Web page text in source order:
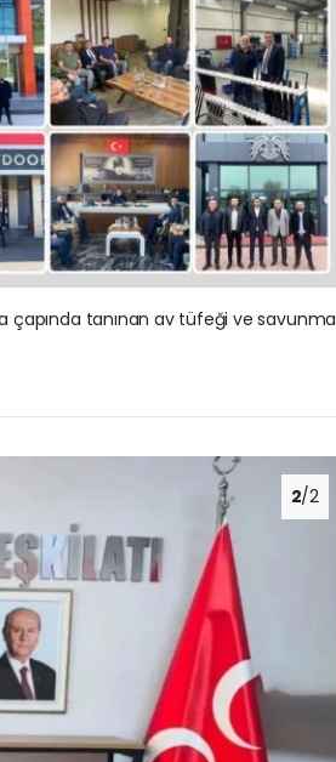
çapında tanınan av tüfeği ve savunma
2/2